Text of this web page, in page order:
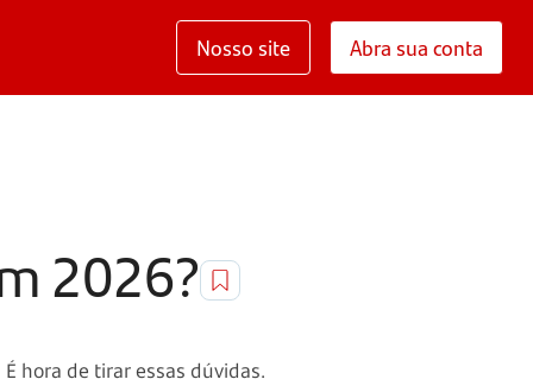
Nosso site Abra sua conta
2026?
hora de tirar essas dúvidas.